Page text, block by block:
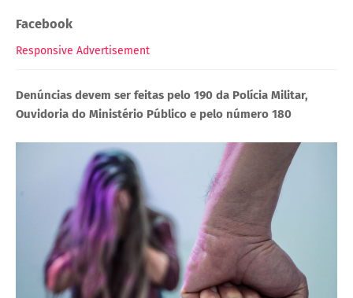
Facebook
Responsive Advertisement
Denúncias devem ser feitas pelo 190 da Polícia Militar,
Ouvidoria do Ministério Público e pelo número 180